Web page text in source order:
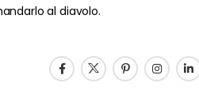
al diavolo.